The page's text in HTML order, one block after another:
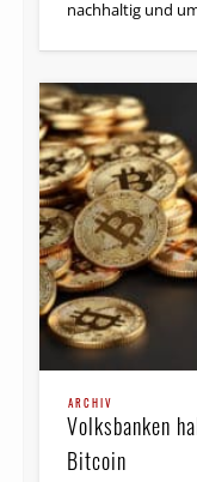
nachhaltig und
ARCHIV
Volksbanken
Bitcoin